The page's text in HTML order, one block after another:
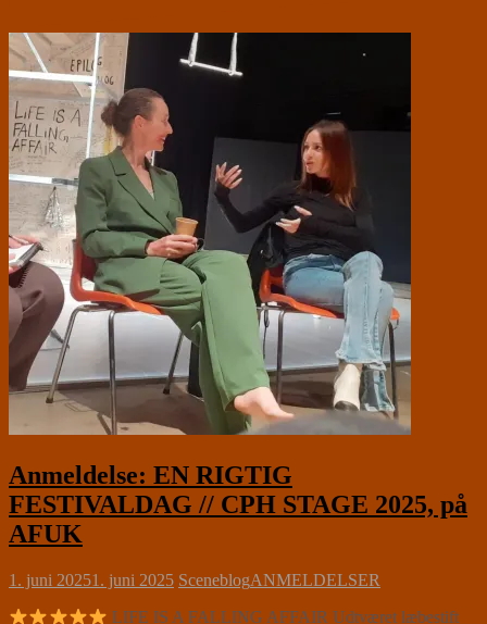
Anmeldelse: EN RIGTIG
FESTIVALDAG // CPH STAGE 2025, på
AFUK
1. juni 20251. juni 2025 SceneblogANMELDELSER
LIFE IS A FALLING AFFAIR Udtværet læbestift